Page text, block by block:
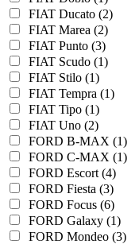
FIAT Ducato (2)
FIAT Marea (2)
FIAT Punto (3)
FIAT Scudo (1)
FIAT Stilo (1)
FIAT Tempra (1)
FIAT Tipo (1)
FIAT Uno (2)
FORD B-MAX (1)
FORD C-MAX (1)
FORD Escort (4)
FORD Fiesta (3)
FORD Focus (6)
FORD Galaxy (1)
FORD Mondeo (3)